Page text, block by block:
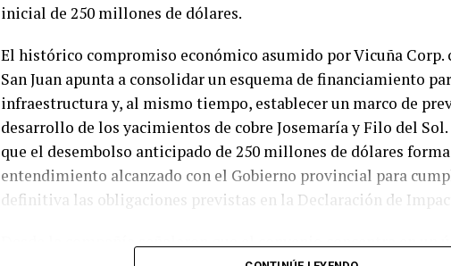
que termina afectando directamente la liquidez de los
Las cifras reflejan un fenómeno que se replica en gran parte del
desaceleración de la inflación alivió parcialmente la presión
familiares, la pérdida acumulada del poder adquisitivo
capacidad de pago de miles de hogares. En ese escenario,
priorizan gastos esenciales y postergan el cumplimiento de
financieros, una tendencia que mantiene en alerta al comercio
impacto sobre las ventas, el recupero de cartera y el acceso al
inicial de 250 millones de dólares.
El histórico compromiso económico asumido por Vicuña Corp.
San Juan apunta a consolidar un esquema de financiamiento
infraestructura y, al mismo tiempo, establecer un marco de
desarrollo de los yacimientos de cobre Josemaría y Filo del
que el desembolso anticipado de 250 millones de dólares
entendimiento alcanzado con el Gobierno provincial para
definitiva las obligaciones previstas en la Declaración de
Desde la compañía señalaron que el convenio concentra en un